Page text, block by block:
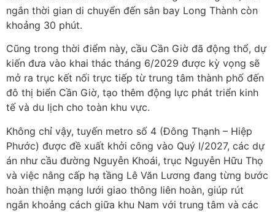
ngắn thời gian di chuyển đến sân bay Long Thành còn
khoảng 30 phút.
Cũng trong thời điểm này, cầu Cần Giờ đã động thổ, dự
kiến đưa vào khai thác tháng 6/2029 được kỳ vọng sẽ
mở ra trục kết nối trực tiếp từ trung tâm thành phố đến
đô thị biển Cần Giờ, tạo thêm động lực phát triển kinh
tế và du lịch cho toàn khu vực.
Không chỉ vậy, tuyến metro số 4 (Đông Thạnh – Hiệp
Phước) được đề xuất khởi công vào Quý I/2027, các dự
án như cầu đường Nguyễn Khoái, trục Nguyễn Hữu Thọ
và việc nâng cấp hạ tầng Lê Văn Lương đang từng bước
hoàn thiện mạng lưới giao thông liên hoàn, giúp rút
ngắn khoảng cách giữa khu Nam với trung tâm và các